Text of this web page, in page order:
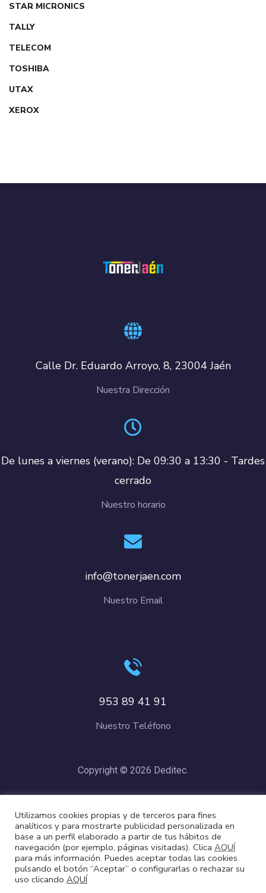
STAR MICRONICS
TALLY
TELECOM
TOSHIBA
UTAX
XEROX
Calle Dr. Eduardo Arroyo, 8, 23004 Jaén
Nuestra Dirección
De lunes a viernes (verano): De 09:30 a 13:30 - Tardes
cerrado
Nuestro horario
info@tonerjaen.com
Nuestro Email
953 89 41 91
Nuestro Teléfono
Copyright © 2026 Deditec.
Cookies
Utilizamos cookies propias y de terceros para fines
analíticos y para mostrarte publicidad personalizada en
base a un perfil elaborado a partir de tus hábitos de
navegación (por ejemplo, páginas visitadas). Clica AQUÍ
para más información. Puedes aceptar todas las cookies
pulsando el botón “Aceptar” o configurarlas o rechazar su
uso clicando AQUÍ